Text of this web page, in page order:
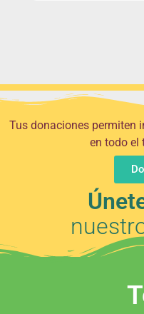
Tus donaciones permiten
en todo el